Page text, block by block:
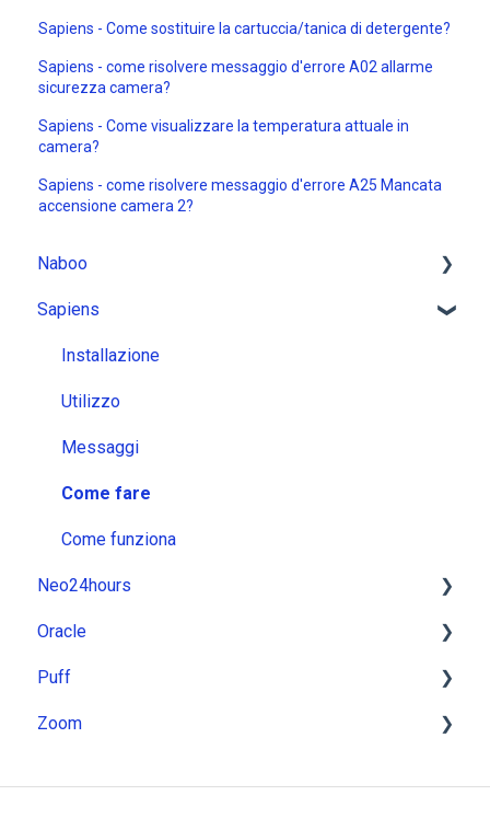
Sapiens - Come sostituire la cartuccia/tanica di detergente?
Sapiens - come risolvere messaggio d'errore A02 allarme
sicurezza camera?
Sapiens - Come visualizzare la temperatura attuale in
camera?
Sapiens - come risolvere messaggio d'errore A25 Mancata
accensione camera 2?
Naboo
Installazione
Utilizzo
Messaggi
Come fare
Come funziona
Sapiens
Installazione
Utilizzo
Messaggi
Come fare
Come funziona
Neo24hours
Installazione
Utilizzo
Messaggi
Oracle
Installazione
Utilizzo
Puff
Installazione
Zoom